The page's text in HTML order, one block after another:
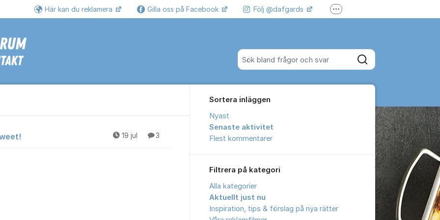
Sök bland alla inlägg
Sök
Här kan du reklamera Gilla oss på Facebook Följ @dafgards Fler supportlänkar
19 jul 3
Sortera inläggen
Nyast
Senaste aktivitet
Flest kommentarer
Filtrera på kategori
Alla kategorier
Aktuellt just nu
Inspiration, tips & förslag på nya rätter